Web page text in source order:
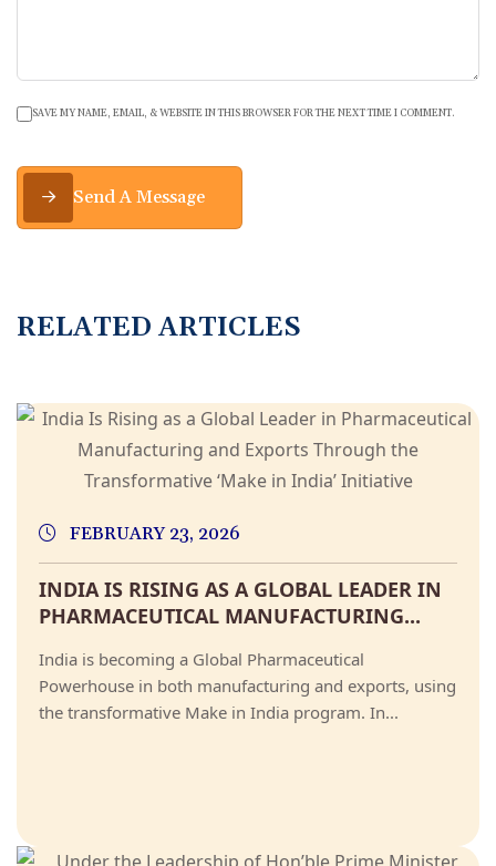
SAVE MY NAME, EMAIL, & WEBSITE IN THIS BROWSER FOR THE NEXT TIME I COMMENT.
Send A Message
RELATED ARTICLES
FEBRUARY 23, 2026
INDIA IS RISING AS A GLOBAL LEADER IN
PHARMACEUTICAL MANUFACTURING...
India is becoming a Global Pharmaceutical
Powerhouse in both manufacturing and exports, using
the transformative Make in India program. In...